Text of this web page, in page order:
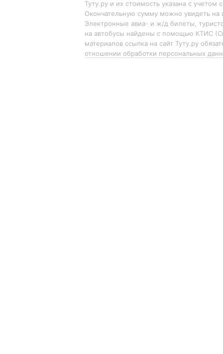
Туту.ру и их стоимость указана с учетом
Окончательную сумму можно увидеть на
Электронные авиа- и ж/д билеты,
на автобусы найдены с помощью КТИС
материалов ссылка на сайт Туту.ру
отношении обработки персональных